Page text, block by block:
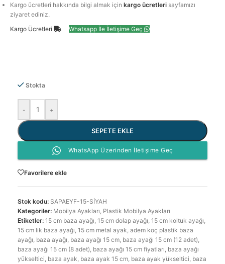
Kargo ücretleri hakkında bilgi almak içinkargo ücretleri sayfamızı
ziyaret ediniz.
Kargo Ücretleri
Whatsapp İle İletişime Geç
Stokta
- +
SEPETE EKLE
WhatsApp Üzerinden İletişime Geç
Favorilere ekle
Stok kodu: SAPAEYF-15-SİYAH
Kategoriler: Mobilya Ayakları, Plastik Mobilya Ayakları
Etiketler: 15 cm baza ayağı, 15 cm dolap ayağı, 15 cm koltuk ayağı,
15 cm lik baza ayağı, 15 cm metal ayak, adem koç plastik baza
ayağı, baza ayağı, baza ayağı 15 cm, baza ayağı 15 cm (12 adet),
baza ayağı 15 cm (8 adet), baza ayağı 15 cm fiyatları, baza ayağı
yükseltici, baza ayak, baza ayak 15 cm, baza ayak yükseltici, baza